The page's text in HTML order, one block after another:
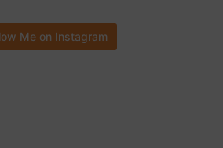
Me on Instagram